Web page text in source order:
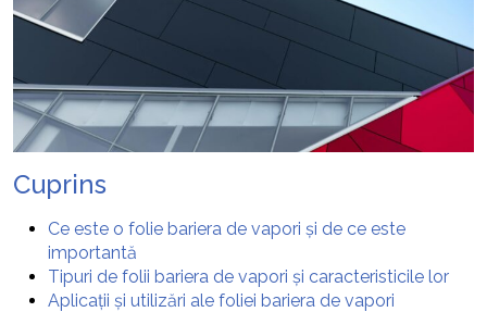
Cuprins
Ce este o folie bariera de vapori și de ce este
importantă
Tipuri de folii bariera de vapori și caracteristicile lor
Aplicații și utilizări ale foliei bariera de vapori